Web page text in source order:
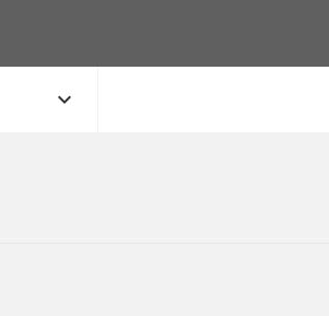
expand_more